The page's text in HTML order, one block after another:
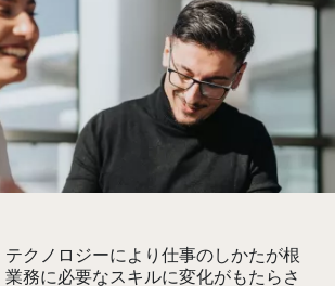
クノロジーにより仕事のしかたが根
務に必要なスキルに変化がもたらさ